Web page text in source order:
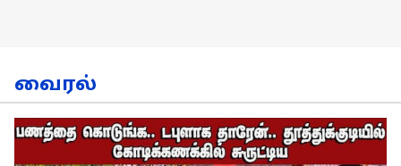
வைரல்